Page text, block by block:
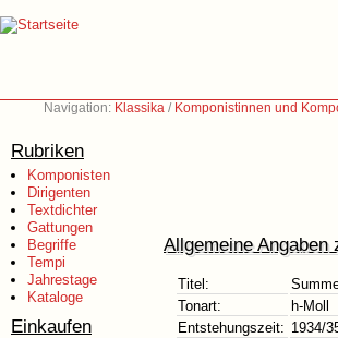
Navigation: Klassika / Komponistinnen und
Rubriken
Komponisten
Dirigenten
Textdichter
Gattungen
Begriffe
Tempi
Jahrestage
Kataloge
Einkaufen
Allgemeine Angaben
Titel:
Tonart:
h-Moll
Entstehungszeit: 1934/